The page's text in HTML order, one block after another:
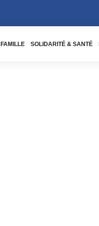
FAMILLE SOLIDARITÉ & SANTÉ